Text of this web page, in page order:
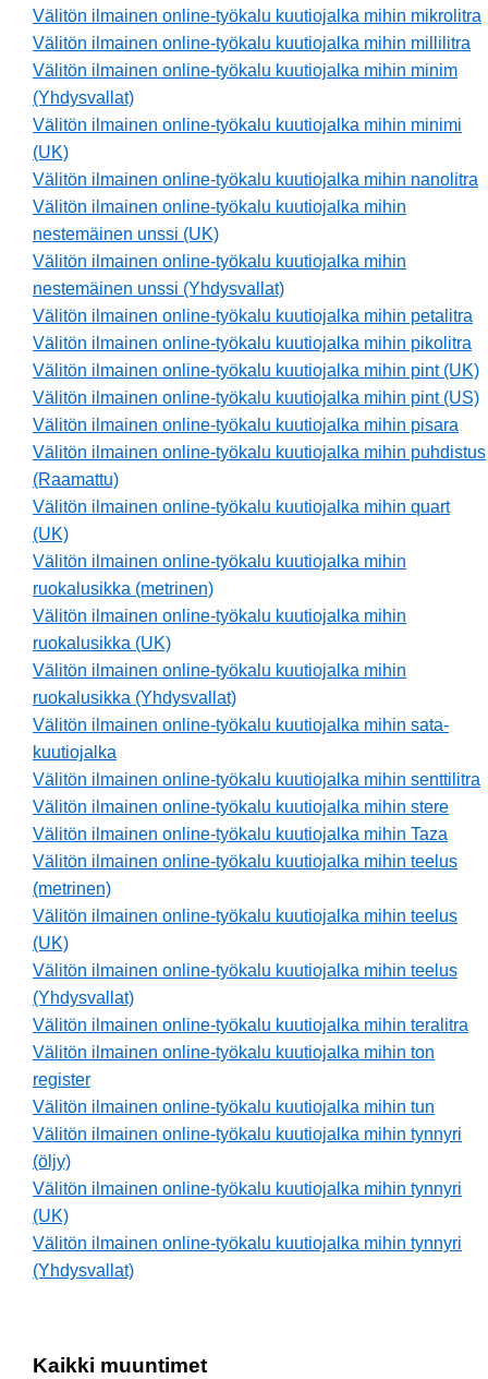
Välitön ilmainen online-työkalu kuutiojalka mihin mikrolitra
Välitön ilmainen online-työkalu kuutiojalka mihin millilitra
Välitön ilmainen online-työkalu kuutiojalka mihin minim
(Yhdysvallat)
Välitön ilmainen online-työkalu kuutiojalka mihin minimi
(UK)
Välitön ilmainen online-työkalu kuutiojalka mihin nanolitra
Välitön ilmainen online-työkalu kuutiojalka mihin
nestemäinen unssi (UK)
Välitön ilmainen online-työkalu kuutiojalka mihin
nestemäinen unssi (Yhdysvallat)
Välitön ilmainen online-työkalu kuutiojalka mihin petalitra
Välitön ilmainen online-työkalu kuutiojalka mihin pikolitra
Välitön ilmainen online-työkalu kuutiojalka mihin pint (UK)
Välitön ilmainen online-työkalu kuutiojalka mihin pint (US)
Välitön ilmainen online-työkalu kuutiojalka mihin pisara
Välitön ilmainen online-työkalu kuutiojalka mihin puhdistus
(Raamattu)
Välitön ilmainen online-työkalu kuutiojalka mihin quart
(UK)
Välitön ilmainen online-työkalu kuutiojalka mihin
ruokalusikka (metrinen)
Välitön ilmainen online-työkalu kuutiojalka mihin
ruokalusikka (UK)
Välitön ilmainen online-työkalu kuutiojalka mihin
ruokalusikka (Yhdysvallat)
Välitön ilmainen online-työkalu kuutiojalka mihin sata-
kuutiojalka
Välitön ilmainen online-työkalu kuutiojalka mihin senttilitra
Välitön ilmainen online-työkalu kuutiojalka mihin stere
Välitön ilmainen online-työkalu kuutiojalka mihin Taza
Välitön ilmainen online-työkalu kuutiojalka mihin teelus
(metrinen)
Välitön ilmainen online-työkalu kuutiojalka mihin teelus
(UK)
Välitön ilmainen online-työkalu kuutiojalka mihin teelus
(Yhdysvallat)
Välitön ilmainen online-työkalu kuutiojalka mihin teralitra
Välitön ilmainen online-työkalu kuutiojalka mihin ton
register
Välitön ilmainen online-työkalu kuutiojalka mihin tun
Välitön ilmainen online-työkalu kuutiojalka mihin tynnyri
(öljy)
Välitön ilmainen online-työkalu kuutiojalka mihin tynnyri
(UK)
Välitön ilmainen online-työkalu kuutiojalka mihin tynnyri
(Yhdysvallat)
Kaikki muuntimet